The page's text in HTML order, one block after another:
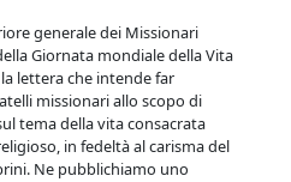
generale dei Missionari
Giornata mondiale della Vita
lettera che intende far
missionari allo scopo di
tema della vita consacrata
in fedeltà al carisma del
Ne pubblichiamo uno